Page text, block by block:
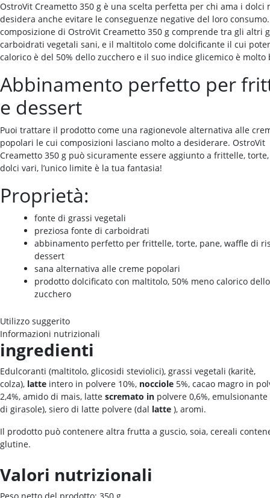
OstroVit Creametto 350 g è una scelta perfetta per chi ama i dolci
desidera anche evitare le conseguenze negative del loro
composizione di OstroVit Creametto 350 g comprende tra gli altri
carboidrati vegetali sani, e il maltitolo come dolcificante il cui
calorico è del 50% dello zucchero e il suo indice glicemico è molto
Abbinamento perfetto per
e dessert
Puoi trattare il prodotto come una ragionevole alternativa alle
popolari le cui composizioni lasciano molto a desiderare. OstroVit
Creametto 350 g può sicuramente essere aggiunto a frittelle,
dolci vari, l’unico limite è la tua fantasia!
Proprietà:
fonte di grassi vegetali
preziosa fonte di carboidrati
abbinamento perfetto per frittelle, torte, pane, waffle di
dessert
sana alternativa alle creme popolari
prodotto dolcificato con maltitolo, 50% meno calorico dello
zucchero
Utilizzo suggerito
Informazioni nutrizionali
ingredienti
Edulcoranti (maltitolo, glicosidi steviolici), grassi vegetali (karitè,
colza), latte intero in polvere 10%, nocciole 5%, cacao magro in
2,4%, amido di mais, latte scremato in polvere 0,6%,
di girasole), siero di latte polvere (dal latte ), aromi.
Il prodotto può contenere altra frutta a guscio, soia, cereali
glutine.
Valori nutrizionali